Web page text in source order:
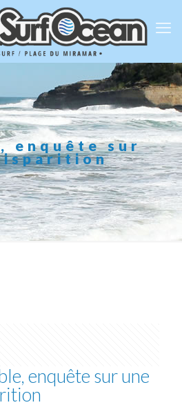
enquête sur
enquête sur une